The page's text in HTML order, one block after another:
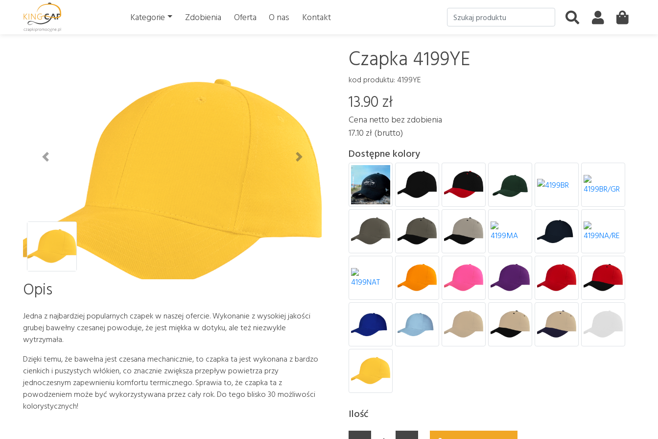
Kategorie Zdobienia Oferta O nas Kontakt
Wstecz Dalej
Opis
Jedna z najbardziej popularnych czapek w naszej ofercie. Wykonanie z wysokiej jakości
grubej bawełny czesanej powoduje, że jest miękka w dotyku, ale też niezwykle
wytrzymała.
Dzięki temu, że bawełna jest czesana mechanicznie, to czapka ta jest wykonana z bardzo
cienkich i puszystych włókien, co znacznie zwiększa przepływ powietrza przy
jednoczesnym zapewnieniu komfortu termicznego. Sprawia to, że czapka ta z
powodzeniem może być wykorzystywana przez cały rok. Do tego blisko 30 możliwości
kolorystycznych!
Czapka 4199YE
kod produktu: 4199YE
13.90 zł
Cena netto bez zdobienia
17.10 zł (brutto)
Dostępne kolory
Ilość